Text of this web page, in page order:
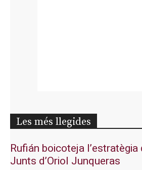
Les més llegides
Rufián boicoteja
Junts d’Oriol Junqueras